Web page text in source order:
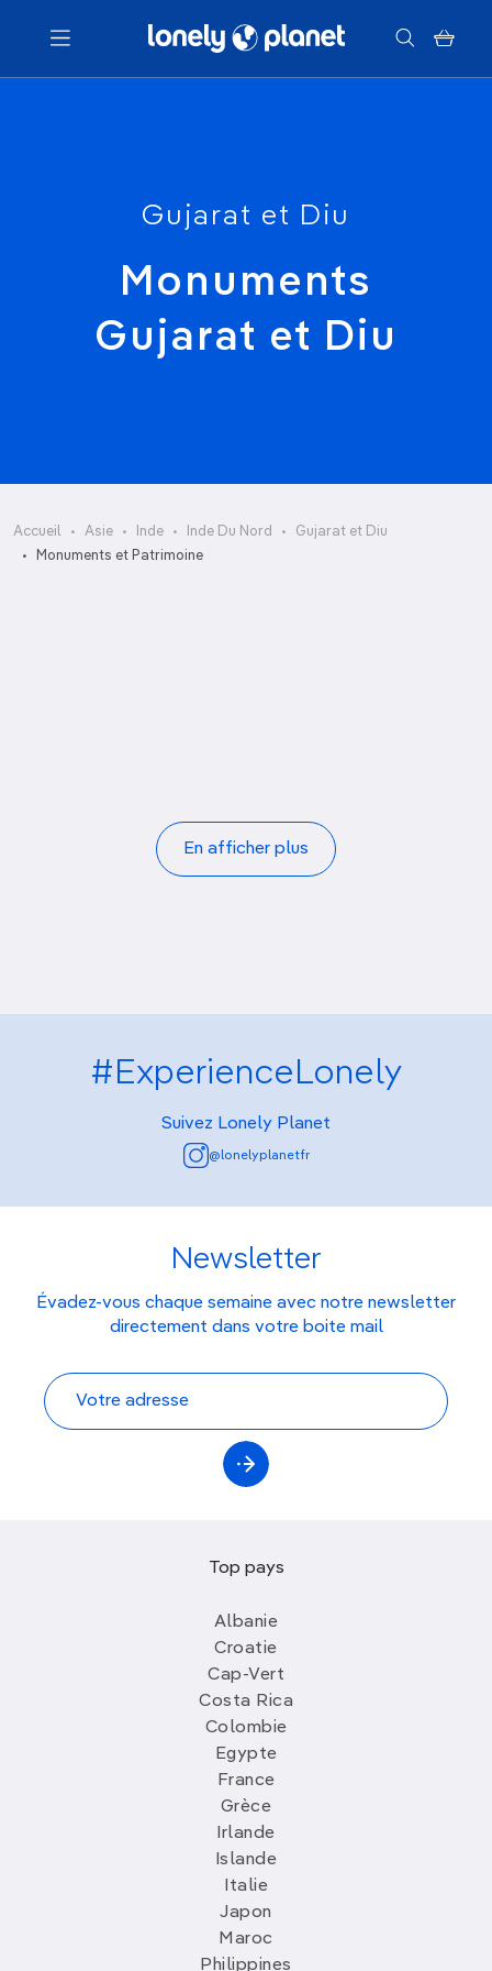
Menu
Gujarat et Diu
Monuments
Gujarat et Diu
Accueil Asie Inde Inde Du Nord
Gujarat et Diu
Monuments et Patrimoine
En afficher plus
#ExperienceLonely
Suivez Lonely Planet
@lonelyplanetfr
Newsletter
Évadez-vous chaque semaine avec notre newsletter
directement dans votre boite mail
Top pays
Albanie
Croatie
Cap-Vert
Costa Rica
Colombie
Egypte
France
Grèce
Irlande
Islande
Italie
Japon
Maroc
Philippines